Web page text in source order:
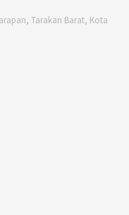
Tarakan Barat, Kota